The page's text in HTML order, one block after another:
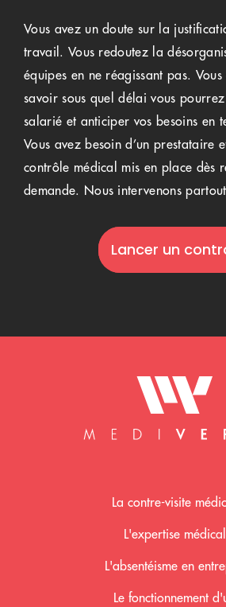
Vous avez un doute sur la
travail. Vous redoutez la
équipes en ne réagissant pas.
savoir sous quel délai vous
salarié et anticiper vos besoins en
Vous avez besoin d’un prestataire
contrôle médical mis en place dès
demande. Nous intervenons
Lancer un
La contre-visite
L'expertise
L'absentéisme en
Le fonctionnement